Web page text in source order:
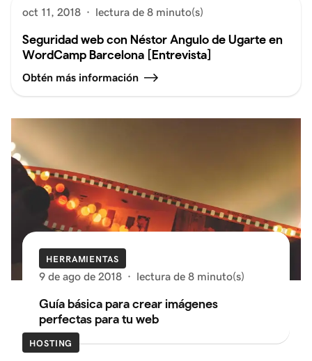
oct 11, 2018 · lectura de 8 minuto(s)
Seguridad web con Néstor Angulo de Ugarte en
WordCamp Barcelona [Entrevista]
Obtén más información
HERRAMIENTAS
9 de ago de 2018 · lectura de 8 minuto(s)
Guía básica para crear imágenes
perfectas para tu web
HOSTING